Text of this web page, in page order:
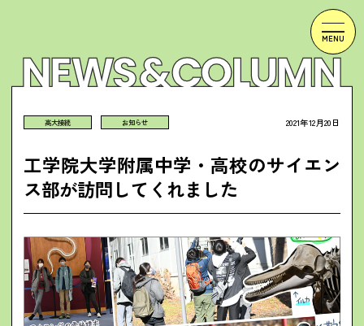
お知らせ
高大接続 2021年12月20日
工学院大学附属中学・高校のサイエン
ス部が訪問してくれました